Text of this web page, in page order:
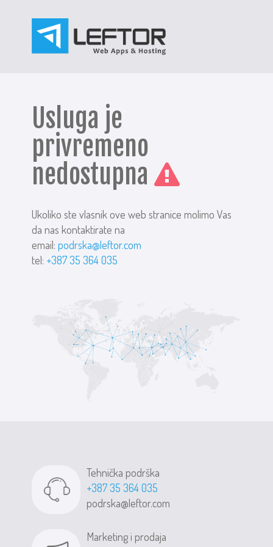
Usluga je
privremeno
nedostupna
Ukoliko ste vlasnik ove web stranice molimo Vas
da nas kontaktirate na
email:podrska@leftor.com
tel: +387 35 364 035
Tehnička podrška
+387 35 364 035
podrska@leftor.com
Marketing i prodaja